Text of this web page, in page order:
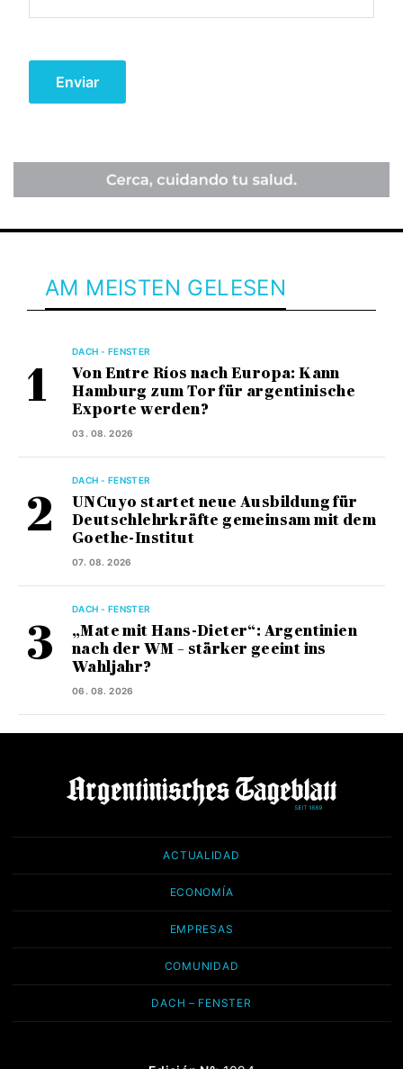
AM MEISTEN GELESEN
DACH - FENSTER
Von Entre Ríos nach Europa: Kann
Hamburg zum Tor für argentinische
Exporte werden?
03. 08. 2026
DACH - FENSTER
UNCuyo startet neue Ausbildung für
Deutschlehrkräfte gemeinsam mit dem
Goethe-Institut
07. 08. 2026
DACH - FENSTER
„Mate mit Hans-Dieter“: Argentinien
nach der WM – stärker geeint ins
Wahljahr?
06. 08. 2026
ACTUALIDAD
ECONOMÍA
EMPRESAS
COMUNIDAD
DACH – FENSTER